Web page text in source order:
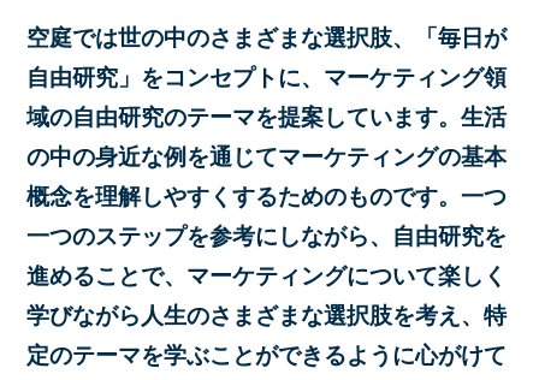
空庭では世の中のさまざまな選択肢、「毎日が
自由研究」をコンセプトに、マーケティング領
域の自由研究のテーマを提案しています。生活
の中の身近な例を通じてマーケティングの基本
概念を理解しやすくするためのものです。一つ
一つのステップを参考にしながら、自由研究を
進めることで、マーケティングについて楽しく
学びながら人生のさまざまな選択肢を考え、特
定のテーマを学ぶことができるように心がけて